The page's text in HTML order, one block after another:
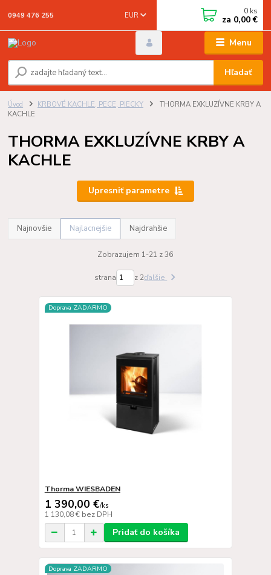
Menu
EUR
Hľadať
0949 476 255 0 ks
za 0,00 €
Úvod KRBOVÉ KACHLE, PECE, PIECKY
THORMA EXKLUZÍVNE KRBY A
KACHLE
THORMA EXKLUZÍVNE KRBY A
KACHLE
Upresniť parametre
Najnovšie Najlacnejšie Najdrahšie
Zobrazujem 1-21 z 36
strana z 2ďalšie
Doprava ZADARMO
Thorma WIESBADEN
1 390,00 €/ks
1 130,08 € bez DPH
Pridať do košíka
Doprava ZADARMO